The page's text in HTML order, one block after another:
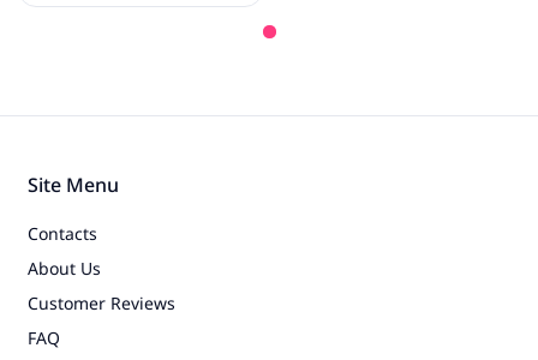
Site Menu
Contacts
About Us
Customer Reviews
FAQ